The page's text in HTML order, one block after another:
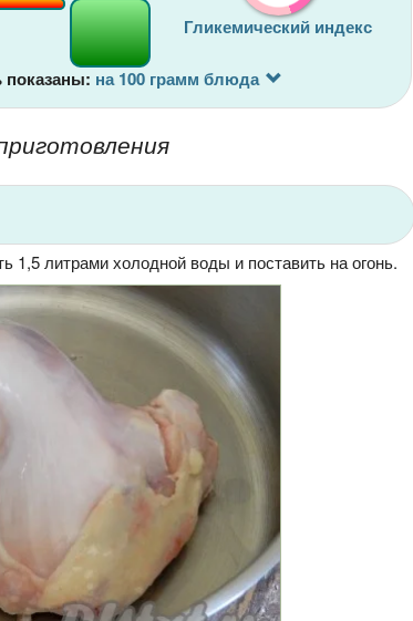
Гликемический индекс
показаны: на 100 грамм блюда
1,5 литрами холодной воды и поставить на огонь.